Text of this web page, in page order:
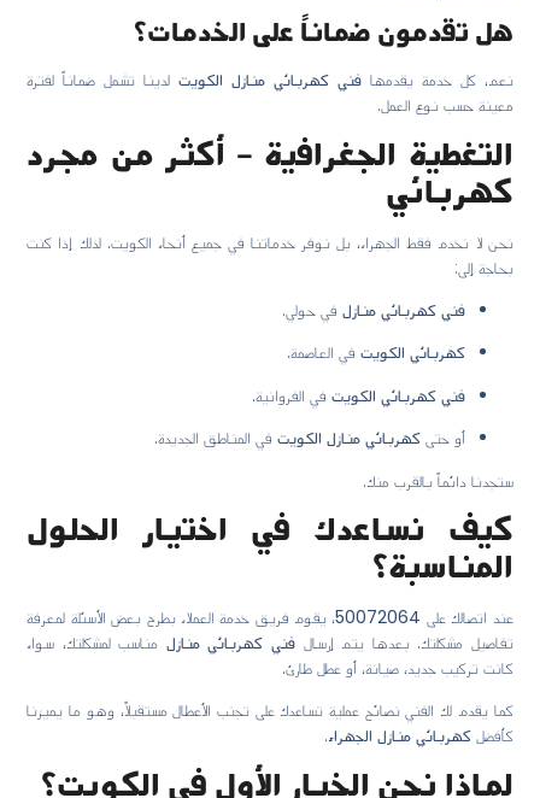
هل تقدمون ضماناً على الخدمات؟
نعم، كل خدمة يقدمهافني كهربائي منازل الكويتلدينا تشمل ضماناً لفترة
معينة حسب نوع العمل.
التغطية الجغرافية – أكثر من مجرد
كهربائي
نحن لا نخدم فقط الجهراء، بل نوفر خدماتنا في جميع أنحاء الكويت. لذلك إذا كنت
بحاجة إلى:
فني كهربائي منازلفي حولي.
كهربائي الكويتفي العاصمة.
فني كهربائي الكويتفي الفروانية.
أو حتىكهربائي منازل الكويتفي المناطق الجديدة.
ستجدنا دائماً بالقرب منك.
كيف نساعدك في اختيار الحلول
المناسبة؟
عند اتصالك على50072064، يقوم فريق خدمة العملاء بطرح بعض الأسئلة لمعرفة
تفاصيل مشكلتك. بعدها يتم إرسالفني كهربائي منازلمناسب لمشكلتك، سواء
كانت تركيب جديد، صيانة، أو عطل طارئ.
كما يقدم لك الفني نصائح عملية تساعدك على تجنب الأعطال مستقبلاً، وهو ما يميزنا
كأفضلكهربائي منازل الجهراء.
لماذا نحن الخيار الأول في الكويت؟